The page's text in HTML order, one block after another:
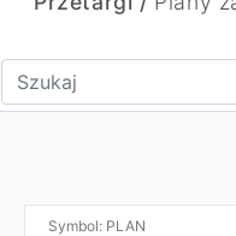
Wpisz tekst do wyszukania
Symbol: PLAN